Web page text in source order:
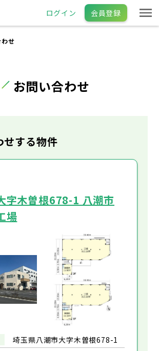
ログイン 会員登録
せ
お問い合わせ
せする物件
字木曽根678-1 八潮市
場
埼玉県八潮市大字木曽根678-1